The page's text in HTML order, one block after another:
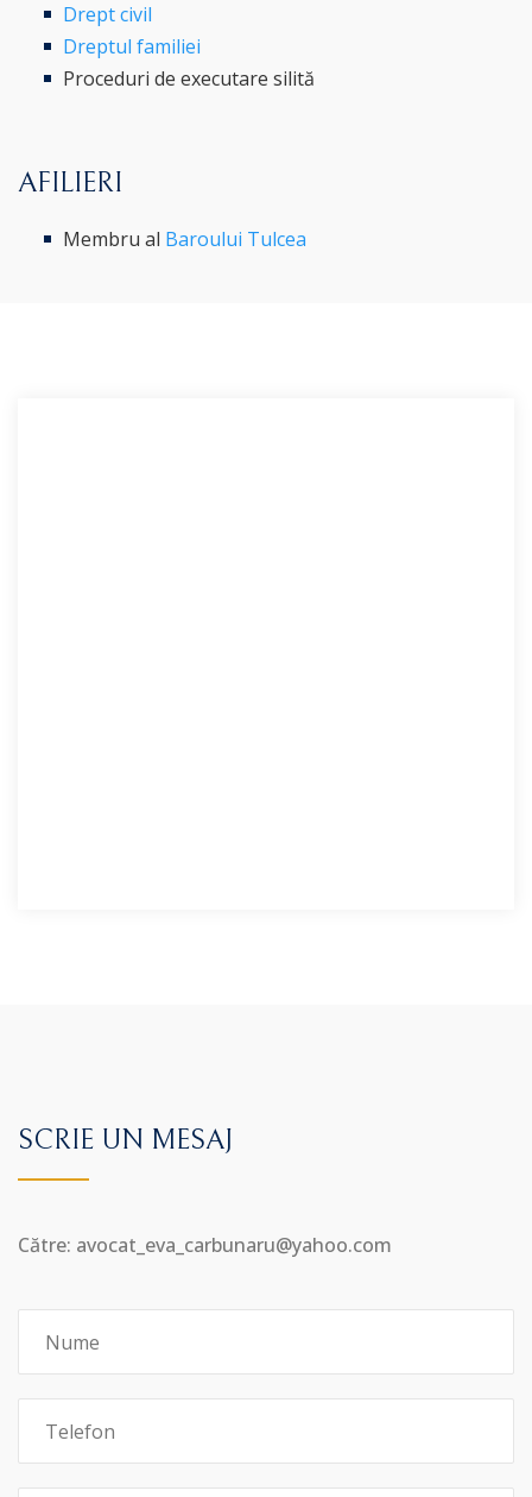
Drept civil
Dreptul familiei
Proceduri de executare silită
AFILIERI
Membru al Baroului Tulcea
SCRIE UN MESAJ
Către: avocat_eva_carbunaru@yahoo.com